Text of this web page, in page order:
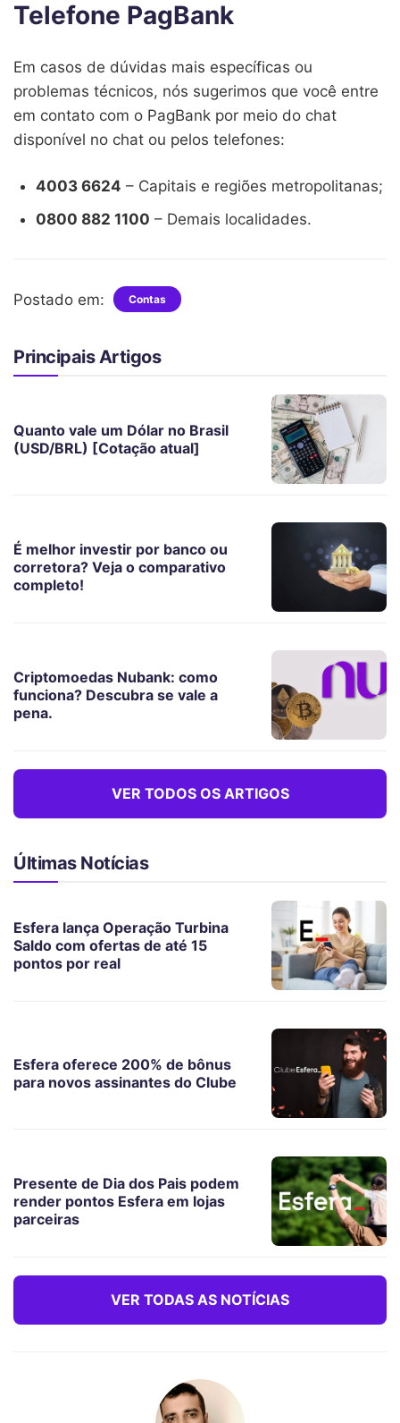
Telefone PagBank
Em casos de dúvidas mais específicas ou
problemas técnicos, nós sugerimos que você entre
em contato com o PagBank por meio do chat
disponível no chat ou pelos telefones:
4003 6624 – Capitais e regiões metropolitanas;
0800 882 1100 – Demais localidades.
Postado em: Contas
Principais Artigos
Quanto vale um Dólar no Brasil
(USD/BRL) [Cotação atual]
É melhor investir por banco ou
corretora? Veja o comparativo
completo!
Criptomoedas Nubank: como
funciona? Descubra se vale a
pena.
VER TODOS OS ARTIGOS
Últimas Notícias
Esfera lança Operação Turbina
Saldo com ofertas de até 15
pontos por real
Esfera oferece 200% de bônus
para novos assinantes do Clube
Presente de Dia dos Pais podem
render pontos Esfera em lojas
parceiras
VER TODAS AS NOTÍCIAS